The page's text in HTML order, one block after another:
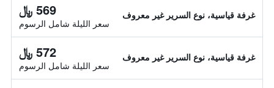
غرفة قياسية، نوع السرير غير معروف 569 ﷼
سعر الليلة شامل الرسوم
غرفة قياسية، نوع السرير غير معروف 572 ﷼
سعر الليلة شامل الرسوم